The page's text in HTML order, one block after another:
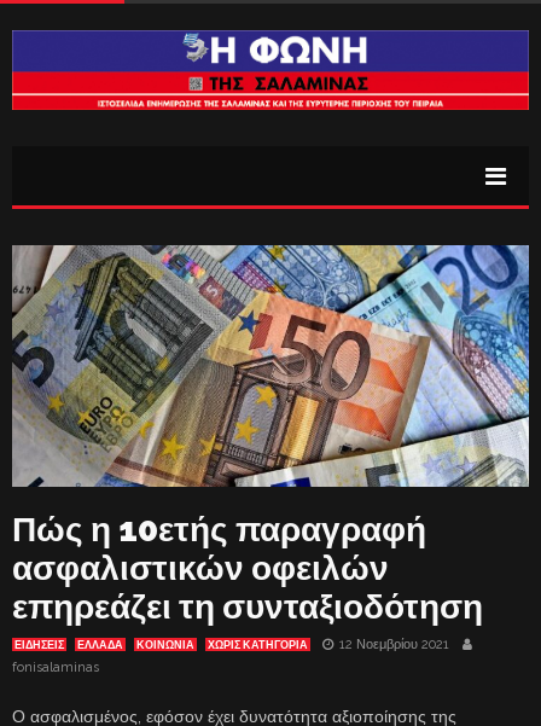
Πώς η 10ετής παραγραφή
ασφαλιστικών οφειλών
επηρεάζει τη συνταξιοδότηση
ΕΙΔΗΣΕΙΣ ΕΛΛΑΔΑ ΚΟΙΝΩΝΙΑ ΧΩΡΊΣ ΚΑΤΗΓΟΡΊΑ
12 Νοεμβρίου 2021
fonisalaminas
Ο ασφαλισμένος, εφόσον έχει δυνατότητα αξιοποίησης της